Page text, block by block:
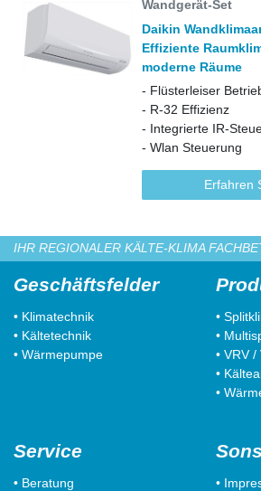
Wandgerät-Set
Daikin
Effiziente
moderne Räume
- Flüsterleiser
- R-32 Effizienz
- Integrierte IR-
- Wlan Steuerung
Erfahren
IHR REGIONALER KÄLTE-KLIMA
Geschäftsfelder
• Klimatechnik
• Kältetechnik
• Wärmepumpe
•
•
• VRV
•
•
Service
• Beratung
•